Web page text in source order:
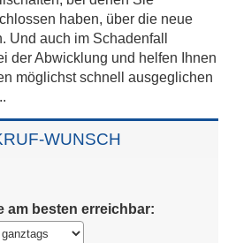
haben, über die neue
Und auch im Schadenfall
der Abwicklung und helfen Ihnen
möglichst schnell ausgeglichen
WUNSCH
am besten erreichbar: